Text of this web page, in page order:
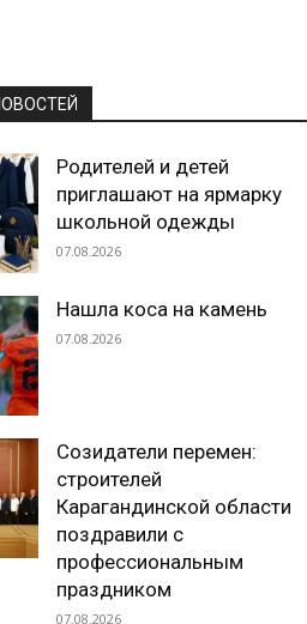
Родителей и детей
приглашают на ярмарку
школьной одежды
07.08.2026
Нашла коса на камень
07.08.2026
Созидатели перемен:
строителей
Карагандинской области
поздравили с
профессиональным
праздником
07.08.2026